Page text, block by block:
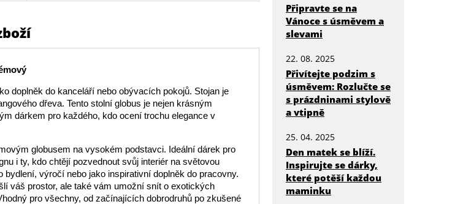
doplněk do kanceláří nebo obývacích pokojů. Stojan je
dřeva. Tento stolní globus je nejen krásným
dárkem pro každého, kdo ocení trochu elegance v
globusem na vysokém podstavci. Ideální dárek pro
i ty, kdo chtějí pozvednout svůj interiér na světovou
bydlení, výročí nebo jako inspirativní doplněk do pracovny.
váš prostor, ale také vám umožní snít o exotických
pro všechny, od začínajících dobrodruhů po zkušené
Připravte se na
Vánoce s úsměvem a
slevami
22. 08. 2025
Přivítejte podzim s
úsměvem: Rozlučte se
s prázdninami stylově
a vtipně
25. 04. 2025
Den matek se blíží.
Inspirujte se dárky,
které potěší každou
maminku